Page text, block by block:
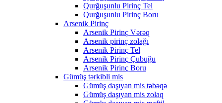
Qurğuşunlu Pirinç Tel
Qurğuşunlu Pirinç Boru
Arsenik Pirinç
Arsenik Pirinç Vərəq
Arsenik pirinç zolağı
Arsenik Pirinç Tel
Arsenik Pirinç Çubuğu
Arsenik Pirinç Boru
Gümüş tərkibli mis
Gümüş daşıyan mis təbəqə
Gümüş daşıyan mis zolaq